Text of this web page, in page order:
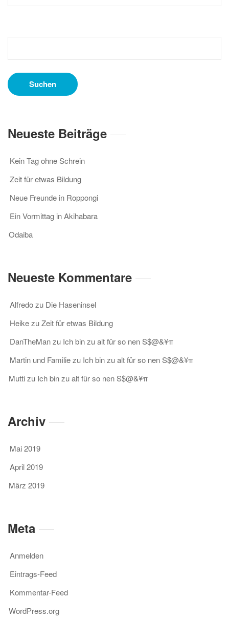
Neueste Beiträge
Kein Tag ohne Schrein
Zeit für etwas Bildung
Neue Freunde in Roppongi
Ein Vormittag in Akihabara
Odaiba
Neueste Kommentare
Alfredozu Die Haseninsel
HeikezuZeit für etwas Bildung
DanTheManzu Ich bin zu alt für so nen S$@&¥π
Martin und Familiezu Ich bin zu alt für so nen S$@&¥π
Muttizu Ich bin zu alt für so nen S$@&¥π
Archiv
Mai 2019
April 2019
März 2019
Meta
Anmelden
Eintrags-Feed
Kommentar-Feed
WordPress.org